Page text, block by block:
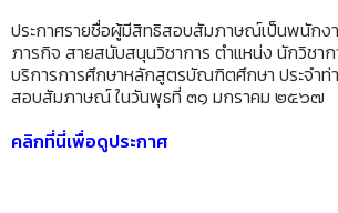
ประกาศรายชื่อผู้มีสิทธิสอบสัมภาษณ์เป็นพนักง
ภารกิจ สายสนับสนุนวิชาการ ตำแหน่ง นักวิชา
บริการการศึกษาหลักสูตรบัณฑิตศึกษา ประจำท่
สอบสัมภาษณ์ ในวันพุธที่ ๓๑ มกราคม ๒๕๖๗
คลิกที่นี่เพื่อดูประกาศ